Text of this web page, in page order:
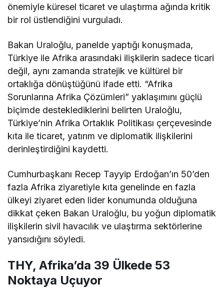
önemiyle küresel ticaret ve ulaştırma ağında kritik
bir rol üstlendiğini vurguladı.
Bakan Uraloğlu, panelde yaptığı konuşmada,
Türkiye ile Afrika arasındaki ilişkilerin sadece ticari
değil, aynı zamanda stratejik ve kültürel bir
ortaklığa dönüştüğünü ifade etti. “Afrika
Sorunlarına Afrika Çözümleri” yaklaşımını güçlü
biçimde desteklediklerini belirten Uraloğlu,
Türkiye’nin Afrika Ortaklık Politikası çerçevesinde
kıta ile ticaret, yatırım ve diplomatik ilişkilerini
derinleştirdiğini kaydetti.
Cumhurbaşkanı Recep Tayyip Erdoğan’ın 50’den
fazla Afrika ziyaretiyle kıta genelinde en fazla
ülkeyi ziyaret eden lider konumunda olduğuna
dikkat çeken Bakan Uraloğlu, bu yoğun diplomatik
ilişkilerin sivil havacılık ve ulaştırma sektörlerine
yansıdığını söyledi.
THY, Afrika’da 39 Ülkede 53
Noktaya Uçuyor